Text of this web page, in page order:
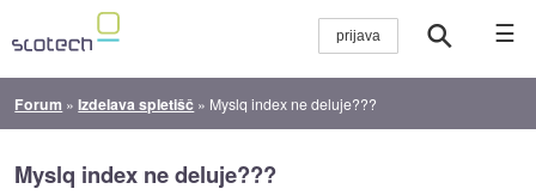
☰
Forum »Izdelava spletišč » Myslq index ne deluje???
Myslq index ne deluje???